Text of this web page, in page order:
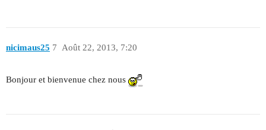
nicimaus25 Août 22, 2013, 7:20
7
Bonjour et bienvenue chez nous